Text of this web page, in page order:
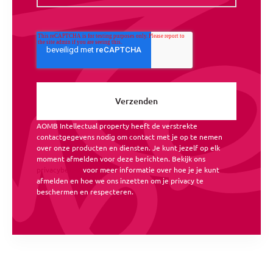
AOMB Intellectual property heeft de verstrekte
contactgegevens nodig om contact met je op te nemen
over onze producten en diensten. Je kunt jezelf op elk
moment afmelden voor deze berichten. Bekijk ons
voor meer informatie over hoe je je kunt
afmelden en hoe we ons inzetten om je privacy te
beschermen en respecteren.